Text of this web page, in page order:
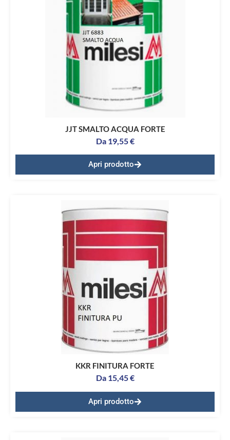
JJT SMALTO ACQUA FORTE
Da 19,55€
Apri prodotto
KKR FINITURA FORTE
Da 15,45€
Apri prodotto